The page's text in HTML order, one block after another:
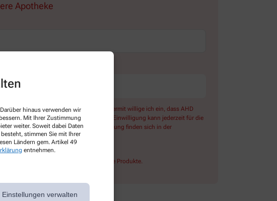
hinaus verwenden wir
Mit Ihrer Zustimmung
weiter. Soweit dabei Daten
stimmen Sie mit Ihrer
Ländern gem. Artikel 49
entnehmen.
Einstellungen verwalten
Apotheke
GmbH (AHD) angeboten wird. Hiermit willige ich ein, dass AHD
den Dienstleister Emarsys ein. Die Einwilligung kann jederzeit für die
und weitere Angaben zur Datenverarbeitung finden sich in der
ausgeschlossen rezeptpflichtige Produkte.